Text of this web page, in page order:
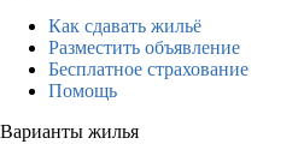
Как сдавать жильё
Разместить объявление
Бесплатное страхование
Помощь
Варианты жилья